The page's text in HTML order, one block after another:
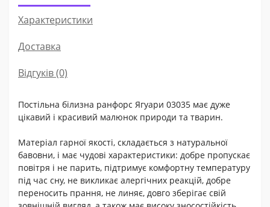
Характеристики
Доставка
Відгуків (0)
Постільна білизна ранфорс Ягуари 03035 має дуже
цікавий і красивий малюнок природи та тварин.
Матеріал гарної якості, складається з натуральної
бавовни, і має чудові характеристики: добре пропускає
повітря і не парить, підтримує комфортну температуру
під час сну, не викликає алергічних реакцій, добре
переносить прання, не линяє, довго зберігає свій